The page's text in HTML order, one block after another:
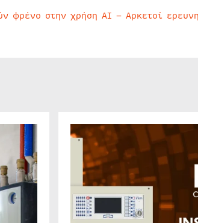
φρένο στην χρήση AI – Αρκετοί